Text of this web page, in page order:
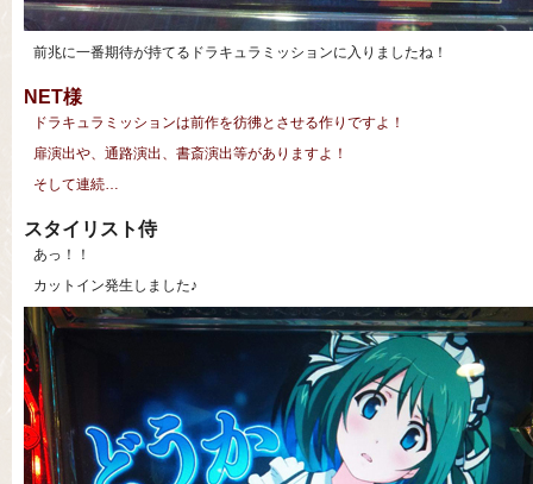
前兆に一番期待が持てるドラキュラミッションに入りましたね！
NET様
ドラキュラミッションは前作を彷彿とさせる作りですよ！
扉演出や、通路演出、書斎演出等がありますよ！
そして連続…
スタイリスト侍
あっ！！
カットイン発生しました♪